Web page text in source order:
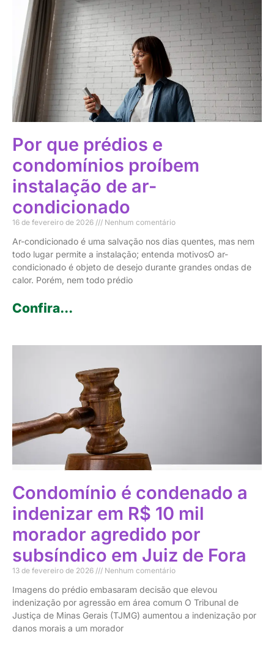
Por que prédios e
condomínios proíbem
instalação de ar-
condicionado
16 de fevereiro de 2026 Nenhum comentário
Ar-condicionado é uma salvação nos dias quentes, mas nem
todo lugar permite a instalação; entenda motivosO ar-
condicionado é objeto de desejo durante grandes ondas de
calor. Porém, nem todo prédio
Confira...
Condomínio é condenado a
indenizar em R$ 10 mil
morador agredido por
subsíndico em Juiz de Fora
13 de fevereiro de 2026 Nenhum comentário
Imagens do prédio embasaram decisão que elevou
indenização por agressão em área comum O Tribunal de
Justiça de Minas Gerais (TJMG) aumentou a indenização por
danos morais a um morador